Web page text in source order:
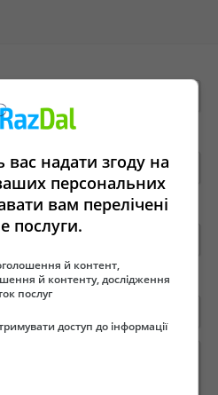
вас надати згоду на
персональних
вам перелічені
послуги.
й контент,
й контенту, дослідження
послуг
доступ до інформації